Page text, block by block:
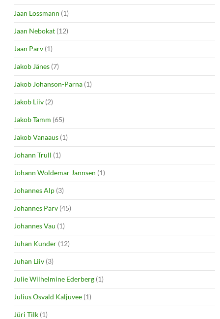
Jaan Lossmann (1)
Jaan Nebokat (12)
Jaan Parv (1)
Jakob Jänes (7)
Jakob Johanson-Pärna (1)
Jakob Liiv (2)
Jakob Tamm (65)
Jakob Vanaaus (1)
Johann Trull (1)
Johann Woldemar Jannsen (1)
Johannes Alp (3)
Johannes Parv (45)
Johannes Vau (1)
Juhan Kunder (12)
Juhan Liiv (3)
Julie Wilhelmine Ederberg (1)
Julius Osvald Kaljuvee (1)
Jüri Tilk (1)